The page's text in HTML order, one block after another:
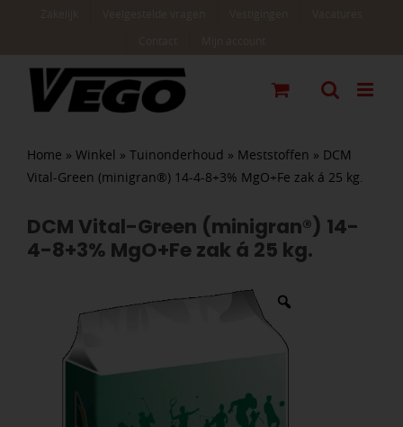
Home » Winkel » Tuinonderhoud » Meststoffen » DCM
Vital-Green (minigran®) 14-4-8+3% MgO+Fe zak á 25 kg.
DCM Vital-Green (minigran®) 14-
4-8+3% MgO+Fe zak á 25 kg.